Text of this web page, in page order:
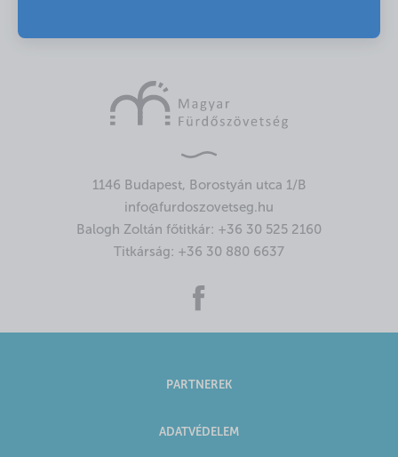
1146 Budapest, Borostyán utca 1/B
info@furdoszovetseg.hu
Balogh Zoltán főtitkár: +36 30 525 2160
Titkárság: +36 30 880 6637
PARTNEREK
ADATVÉDELEM